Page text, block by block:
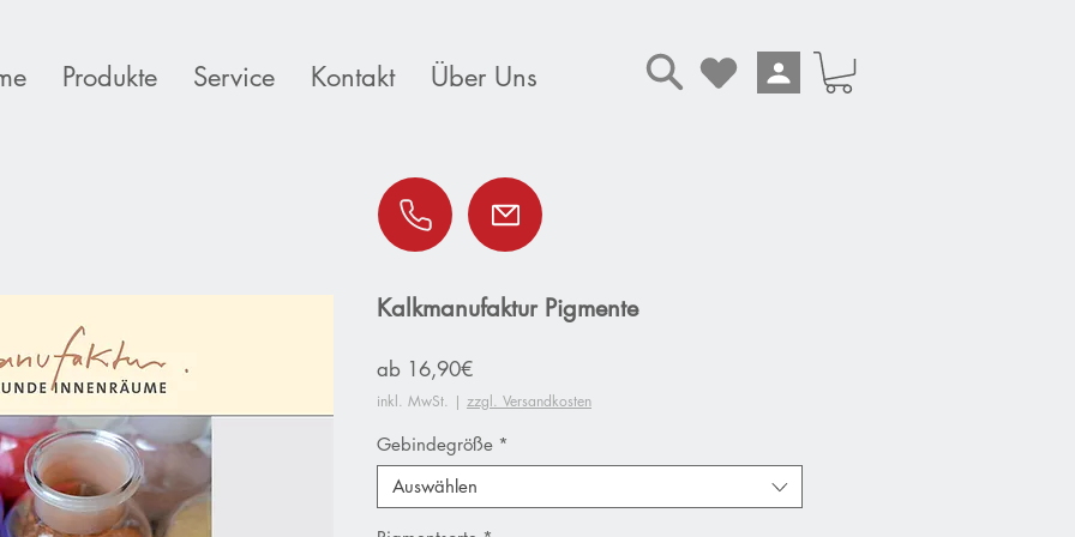
Produkte Service Kontakt Über Uns
Kalkmanufaktur Pigmente
ab 16,90€Sale-
Preis
inkl. MwSt. | zzgl. Versandkosten
Gebindegröße *
Auswählen